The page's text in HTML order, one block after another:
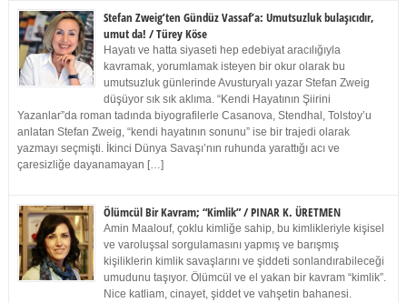
Stefan Zweig’ten Gündüz Vassaf’a: Umutsuzluk bulaşıcıdır,
umut da! / Türey Köse
Hayatı ve hatta siyaseti hep edebiyat aracılığıyla
kavramak, yorumlamak isteyen bir okur olarak bu
umutsuzluk günlerinde Avusturyalı yazar Stefan Zweig
düşüyor sık sık aklıma. “Kendi Hayatının Şiirini
Yazanlar”da roman tadında biyografilerle Casanova, Stendhal, Tolstoy’u
anlatan Stefan Zweig, “kendi hayatının sonunu” ise bir trajedi olarak
yazmayı seçmişti. İkinci Dünya Savaşı’nın ruhunda yarattığı acı ve
çaresizliğe dayanamayan […]
Ölümcül Bir Kavram; “Kimlik” / PINAR K. ÜRETMEN
Amin Maalouf, çoklu kimliğe sahip, bu kimlikleriyle kişisel
ve varoluşsal sorgulamasını yapmış ve barışmış
kişiliklerin kimlik savaşlarını ve şiddeti sonlandırabileceği
umudunu taşıyor. Ölümcül ve el yakan bir kavram “kimlik”.
Nice katliam, cinayet, şiddet ve vahşetin bahanesi.